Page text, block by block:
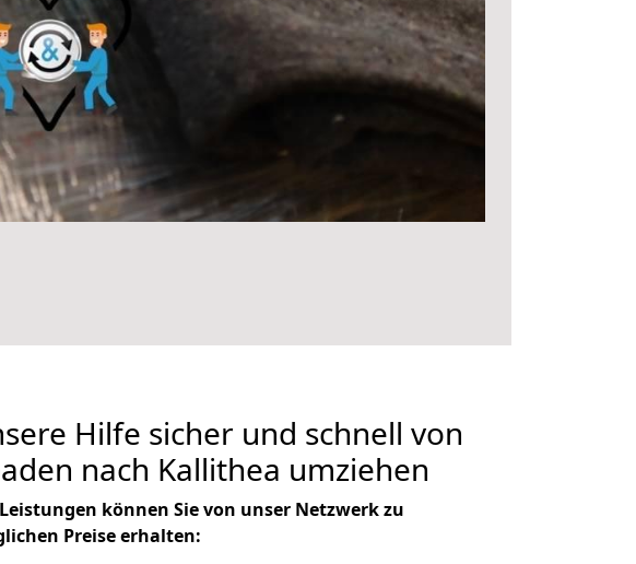
Hilfe sicher und schnell von
nach Kallithea umziehen
können Sie von unser Netzwerk zu
Preise erhalten: